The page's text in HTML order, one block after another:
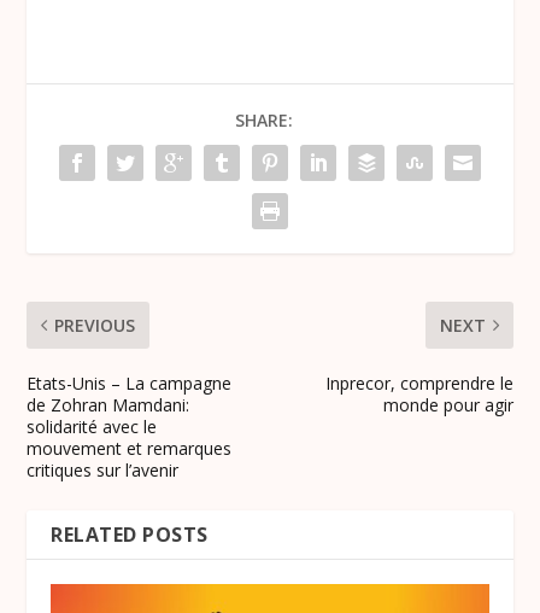
SHARE:
PREVIOUS
Etats-Unis – La campagne
de Zohran Mamdani:
solidarité avec le
mouvement et remarques
critiques sur l’avenir
NEXT
Inprecor, comprendre le
monde pour agir
RELATED POSTS